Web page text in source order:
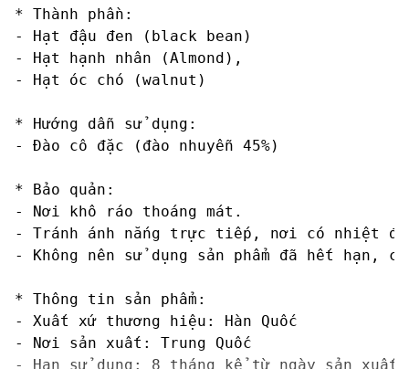
* Thành phần:
- Hạt đậu đen (black bean)
- Hạt hạnh nhân (Almond),
- Hạt óc chó (walnut)
* Hướng dẫn sử dụng:
- Đào cô đặc (đào nhuyễn 45%)
* Bảo quản:
- Nơi khô ráo thoáng mát.
- Tránh ánh nắng trực tiếp, nơi có nhiệt
- Không nên sử dụng sản phẩm đã hết hạn,
* Thông tin sản phẩm:
- Xuất xứ thương hiệu: Hàn Quốc
- Nơi sản xuất: Trung Quốc
- Hạn sử dụng: 8 tháng kể từ ngày sản xuất